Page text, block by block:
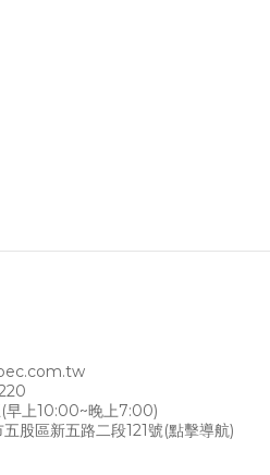
早上10:00~晚上7:00)
股區新五路二段121號(點擊導航)